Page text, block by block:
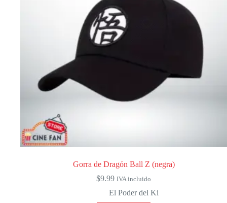
Gorra de Dragón Ball Z (negra)
$9.99 IVA incluido
El Poder del Ki